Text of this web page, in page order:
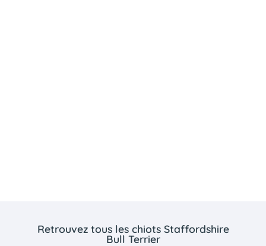
Retrouvez tous les chiots Staffordshire
Bull Terrier